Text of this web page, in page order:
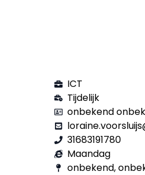
ICT
Tijdelijk
onbekend
31683191780
Maandag
onbekend,